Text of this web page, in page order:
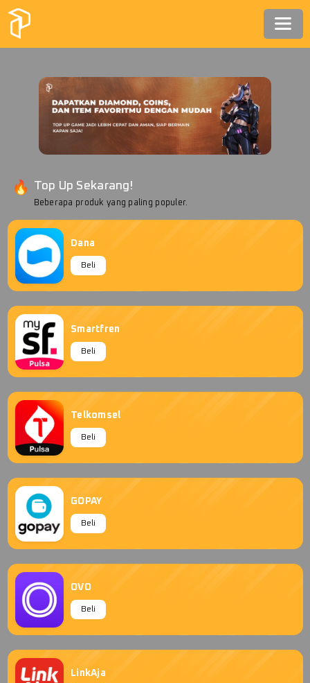
Top Up Sekarang!
Beberapa produk yang paling populer.
Dana
Beli
Smartfren
Beli
Telkomsel
Beli
GOPAY
Beli
OVO
Beli
LinkAja